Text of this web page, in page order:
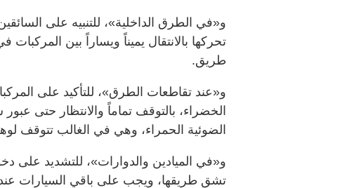
و«في الطرق الداخلية»، للتنبيه على
تحركها بالانتقال يميناً ويساراً بين
طريق.
و«عند تقاطعات الطرق»، للتأكيد على
الخضراء، بالتوقف تماماً والانتظار حتى
الضوئية الحمراء، وهي في الغالب تتوقف
و«في الميادين والدوارات»، للتشديد على
تشق طريقها، ويجب على باقي السيارات عند